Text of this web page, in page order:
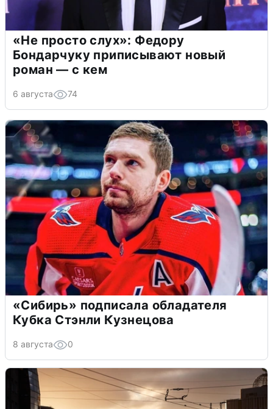
«Не просто слух»: Федору
Бондарчуку приписывают новый
роман — с кем
6 августа 74
«Сибирь» подписала обладателя
Кубка Стэнли Кузнецова
8 августа 0